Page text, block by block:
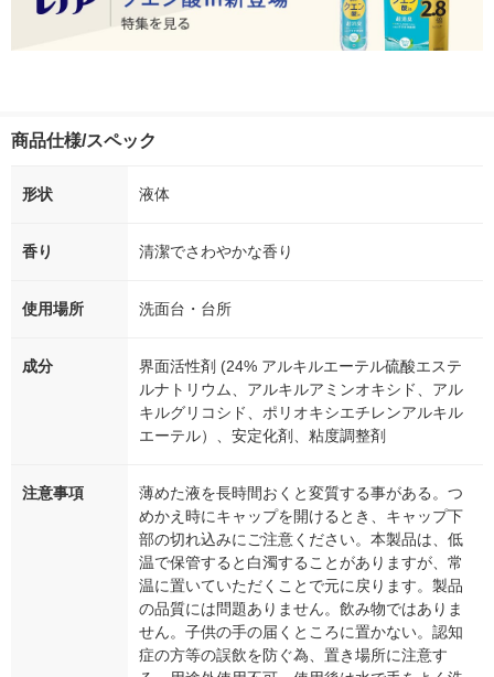
商品仕様/スペック
形状 液体
香り 清潔でさわやかな香り
使用場所 洗面台・台所
成分
界面活性剤 (24% アルキルエーテル硫酸エステ
ルナトリウム、アルキルアミンオキシド、アル
キルグリコシド、ポリオキシエチレンアルキル
エーテル）、安定化剤、粘度調整剤
注意事項
薄めた液を長時間おくと変質する事がある。つ
めかえ時にキャップを開けるとき、キャップ下
部の切れ込みにご注意ください。本製品は、低
温で保管すると白濁することがありますが、常
温に置いていただくことで元に戻ります。製品
の品質には問題ありません。飲み物ではありま
せん。子供の手の届くところに置かない。認知
症の方等の誤飲を防ぐ為、置き場所に注意す